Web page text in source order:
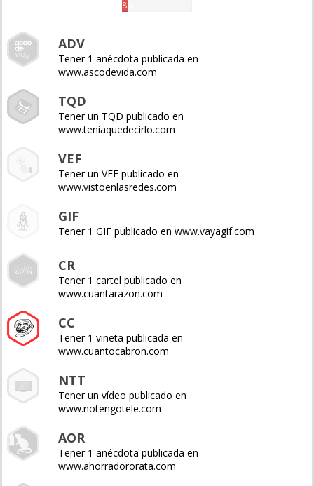
8%
ADV
Tener 1 anécdota publicada en
www.ascodevida.com
TQD
Tener un TQD publicado en
www.teniaquedecirlo.com
VEF
Tener un VEF publicado en
www.vistoenlasredes.com
GIF
Tener 1 GIF publicado en www.vayagif.com
CR
Tener 1 cartel publicado en
www.cuantarazon.com
CC
Tener 1 viñeta publicada en
www.cuantocabron.com
NTT
Tener un vídeo publicado en
www.notengotele.com
AOR
Tener 1 anécdota publicada en
www.ahorradororata.com